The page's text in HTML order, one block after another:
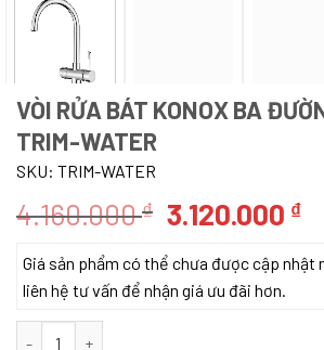
VÒI RỬA BÁT KONOX BA
TRIM-WATER
SKU: TRIM-WATER
4.160.000₫ Giá
là:
4.160.000 ₫.
3.120.000 ₫Giá
Giá sản phẩm có thể chưa được cập nhật
liên hệ tư vấn để nhận giá ưu đãi hơn.